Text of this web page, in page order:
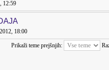
12:59
18:00
Prikaži teme prejšnjih: